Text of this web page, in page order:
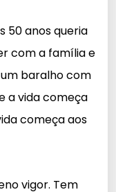
50 anos queria
com a família e
baralho com
a vida começa
começa aos
vigor. Tem